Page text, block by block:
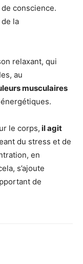
conscience.
de la
relaxant, qui
au
musculaires
le corps, il agit
du stress et de
en
s’ajoute
de